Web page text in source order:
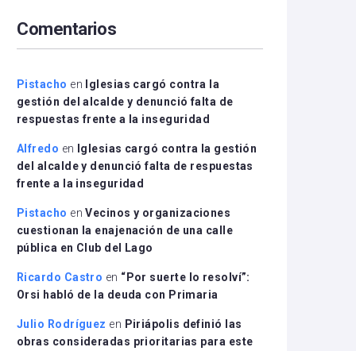
disminuir
el
Comentarios
Pistacho en
Iglesias cargó contra la
gestión del alcalde y denunció falta de
respuestas frente a la inseguridad
Alfredo en
Iglesias cargó contra la gestión
del alcalde y denunció falta de respuestas
frente a la inseguridad
Pistacho enVecinos y organizaciones
cuestionan la enajenación de una calle
pública en Club del Lago
Ricardo Castro en “Por suerte lo resolví”:
Orsi habló de la deuda con Primaria
Julio Rodríguez en Piriápolis definió las
obras consideradas prioritarias para este